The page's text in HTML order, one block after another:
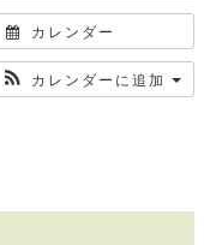
カレンダー
カレンダーに追加